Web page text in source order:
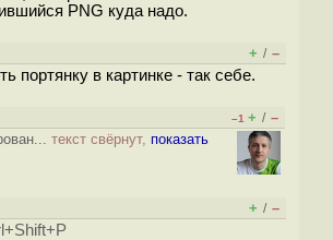
PNG куда надо.
+ / –
в картинке - так себе.
–1 + / –
текст свёрнут, показать
+ / –